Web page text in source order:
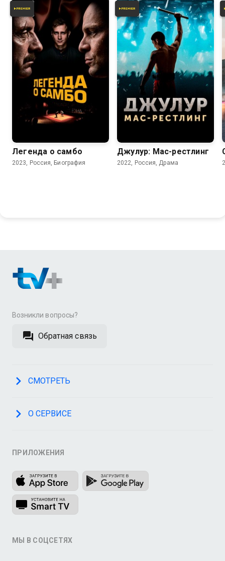
Легенда о самбо
2023, Россия, Биография
Джулур: Мас-рестлинг
2022, Россия, Драма
Возникли вопросы?
Обратная связь
СМОТРЕТЬ
О СЕРВИСЕ
ПРИЛОЖЕНИЯ
МЫ В СОЦСЕТЯХ